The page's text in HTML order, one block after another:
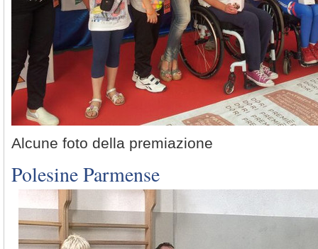
Alcune foto della premiazione
Polesine Parmense